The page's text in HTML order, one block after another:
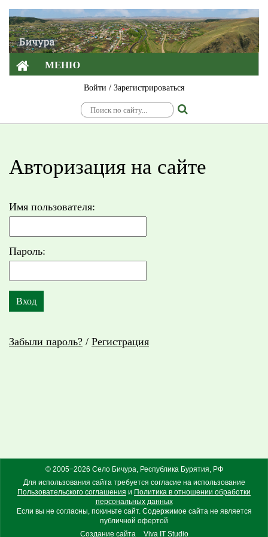
МЕНЮ
Войти / Зарегистрироваться
Авторизация на сайте
Имя пользователя:
Пароль:
Забыли пароль? / Регистрация
© 2005−2026 Село Бичура, Республика Бурятия, РФ
Для использования сайта требуется согласие на использование
Пользовательского соглашения и Политика в отношении обработки
персональных данных
Если вы не согласны, покиньте сайт. Содержимое сайта не является
публичной офертой
Создание сайта
Viva IT Studio